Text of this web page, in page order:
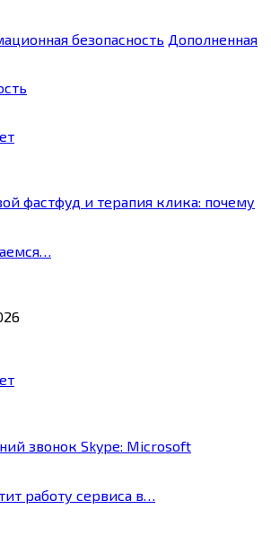
безопасность Дополненная
фастфуд и терапия клика: почему
звонок Skype: Microsoft
работу сервиса в…